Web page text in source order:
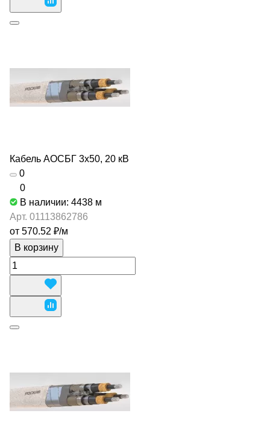
Кабель АОСБГ 3х50, 20 кВ
0
0
В наличии: 4438 м
Арт. 01113862786
от 570.52 ₽/м
В корзину